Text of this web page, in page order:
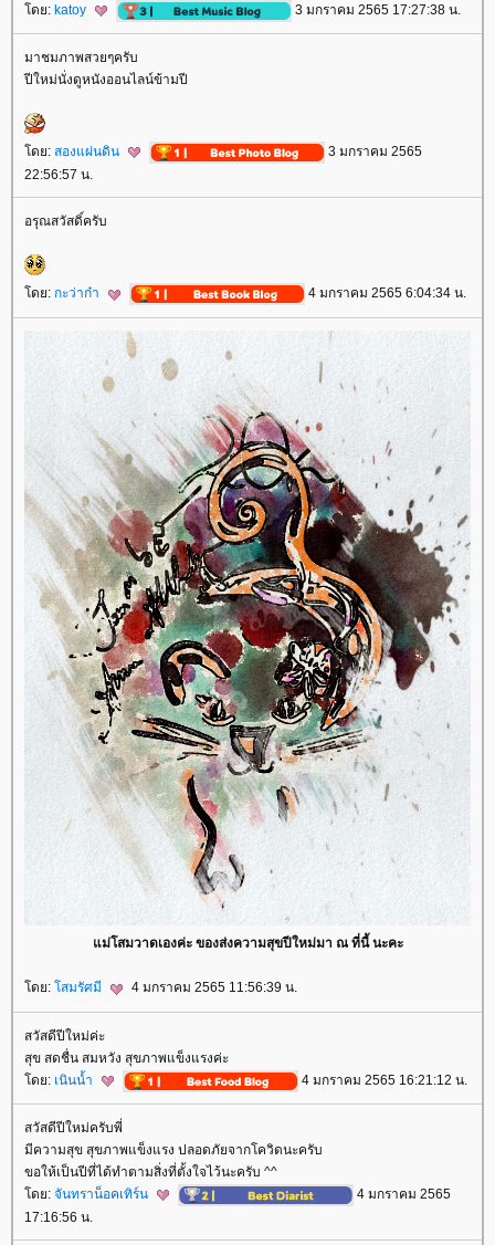
ดย: katoy 3 มกราคม 2565 17:27:38 น.
มาชมภาพสวยๆครับ
ปีใหม่นั่งดูหนังออนไลน์ข้ามปี
ดย: สองแผ่นดิน
3 มกราคม 2565
22:56:57 น.
อรุณสวัสดิ์ครับ
ดย: กะว่าก๋า 4 มกราคม 2565 6:04:34 น.
ม่โสมวาดเองค่ะ ของส่งความสุขปีใหม่มา ณ ที่นี้ นะคะ
ดย: สมรัศมี 4 มกราคม 2565 11:56:39 น.
สวัสดีปีใหม่ค่ะ
สุข สดชื่น สมหวัง สุขภาพแข็งแรงค่ะ
ดย: เนินน้ำ 4 มกราคม 2565 16:21:12 น.
สวัสดีปีใหม่ครับพี่
มีความสุข สุขภาพแข็งแรง ปลอดภัยจากโควิดนะครับ
ขอให้เป็นปีที่ได้ทำตามสิ่งที่ตั้งใจไว้นะครับ ^^
ดย: จันทราน็อคเทิร์น
4 มกราคม 2565
17:16:56 น.